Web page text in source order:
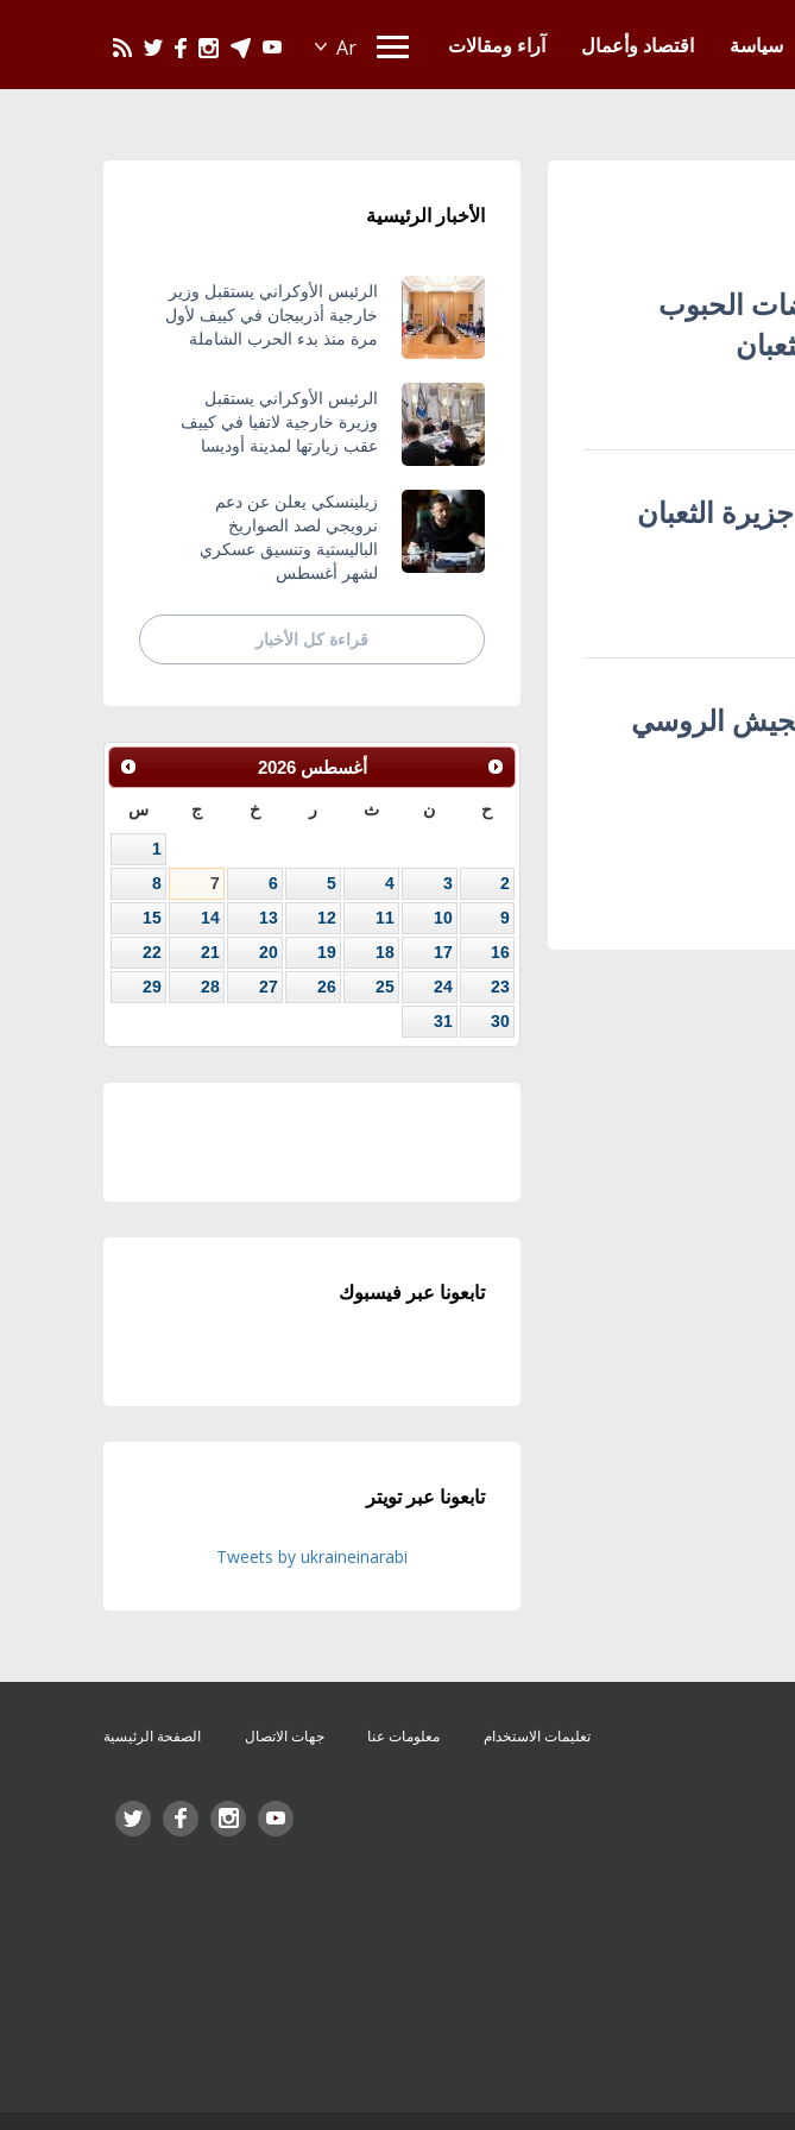
سياسة اقتصاد وأعمال آراء ومقالات
الحبوب
الثعبان
الروسي
الأخبار الرئيسية
الرئيس الأوكراني يستقبل وزير
خارجية أذربيجان في كييف لأول
مرة منذ بدء الحرب الشاملة
الرئيس الأوكراني يستقبل
وزيرة خارجية لاتفيا في كييف
عقب زيارتها لمدينة أوديسا
زيلينسكي يعلن عن دعم
نرويجي لصد الصواريخ
الباليستية وتنسيق عسكري
لشهر أغسطس
قراءة كل الأخبار
أغسطس 2026
ح ن ث ر خ ج س
1
2
3
4
5
6
7
8
9
10
11
12
13
14
15
16
17
18
19
20
21
22
23
24
25
26
27
28
29
30
31
تابعونا عبر فيسبوك
تابعونا عبر تويتر
Tweets by ukraineinarabi
تعليمات الاستخدام معلومات عنا جهات الاتصال الصفحة الرئيسية